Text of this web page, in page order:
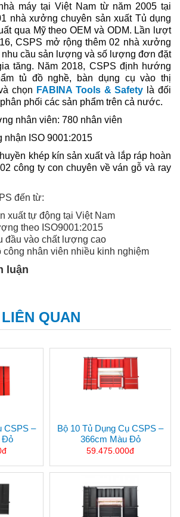
máy tại Việt Nam từ năm 2005 tại
nhà xưởng chuyên sản xuất Tủ dụng
qua Mỹ theo OEM và ODM. Lần lượt
CSPS mở rộng thêm 02 nhà xưởng
nhu cầu sản lượng và số lượng đơn đặt
tăng. Năm 2018, CSPS định hướng
tủ đồ nghề, bàn dụng cụ vào thị
chọn FABINA Tools & Safety là đối
phối các sản phẩm trên cả nước.
viên: 780 nhân viên
ISO 9001:2015
kín sản xuất và lắp ráp hoàn
công ty con chuyên về ván gỗ và ray
đến từ:
xuất tự động tại Việt Nam
theo ISO9001:2015
đầu vào chất lượng cao
nhân viên nhiều kinh nghiệm
luận
QUAN
CSPS –
Đỏ
Bộ 10 Tủ Dụng Cụ CSPS –
366cm Màu Đỏ
59.475.000đ